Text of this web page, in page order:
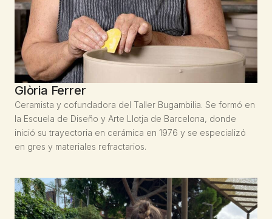
Glòria Ferrer
Ceramista y cofundadora del Taller Bugambilia. Se formó en
la Escuela de Diseño y Arte Llotja de Barcelona, donde
inició su trayectoria en cerámica en 1976 y se especializó
en gres y materiales refractarios.